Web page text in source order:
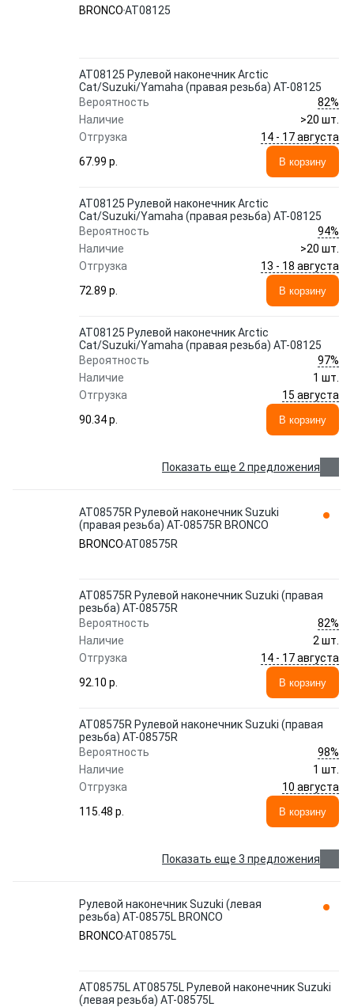
BRONCOAT08125
AT08125 Рулевой наконечник Arctic
Cat/Suzuki/Yamaha (правая резьба) AT-08125
Вероятность
82%
Наличие
>20 шт.
Отгрузка
14 - 17 августа
67.99 p.
В корзину
AT08125 Рулевой наконечник Arctic
Cat/Suzuki/Yamaha (правая резьба) AT-08125
Вероятность
94%
Наличие
>20 шт.
Отгрузка
13 - 18 августа
72.89 p.
В корзину
AT08125 Рулевой наконечник Arctic
Cat/Suzuki/Yamaha (правая резьба) AT-08125
Вероятность
97%
Наличие
1 шт.
Отгрузка
15 августа
90.34 p.
В корзину
Показать еще 2 предложения
AT08575R Рулевой наконечник Suzuki
(правая резьба) AT-08575R BRONCO
BRONCOAT08575R
AT08575R Рулевой наконечник Suzuki (правая
резьба) AT-08575R
Вероятность
82%
Наличие
2 шт.
Отгрузка
14 - 17 августа
92.10 p.
В корзину
AT08575R Рулевой наконечник Suzuki (правая
резьба) AT-08575R
Вероятность
98%
Наличие
1 шт.
Отгрузка
10 августа
115.48 p.
В корзину
Показать еще 3 предложения
Рулевой наконечник Suzuki (левая
резьба) AT-08575L BRONCO
BRONCOAT08575L
AT08575L AT08575L Рулевой наконечник Suzuki
(левая резьба) AT-08575L